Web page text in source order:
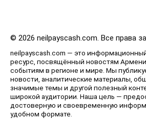
© 2026 neilpayscash.com. Все права
neilpayscash.com — это
ресурс, посвящённый новостям
событиям в регионе и мире. Мы
новости, аналитические материалы,
значимые темы и другой полезный
широкой аудитории. Наша цель —
достоверную и своевременную
удобном формате.